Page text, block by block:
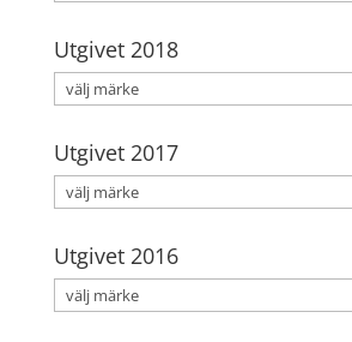
Utgivet 2018
Utgivet 2017
Utgivet 2016